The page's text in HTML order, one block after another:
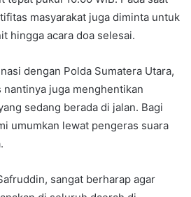
masyarakat juga diminta untuk
hingga acara doa selesai.
dengan Polda Sumatera Utara,
juga menghentikan
sedang berada di jalan. Bagi
umumkan lewat pengeras suara
sangat berharap agar